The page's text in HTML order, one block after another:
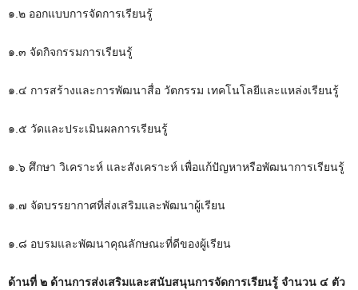
๑.๒ ออกแบบการจัดการเรียนรู้
๑.๓ จัดกิจกรรมการเรียนรู้
๑.๔ การสร้างและการพัฒนาสื่อ วัตกรรม เทคโนโลยีและแหล่งเรียนรู้
๑.๕ วัดและประเมินผลการเรียนรู้
๑.๖ ศึกษา วิเคราะห์ และสังเคราะห์ เพื่อแก้ปัญหาหรือพัฒนาการเรียนรู้
๑.๗ จัดบรรยากาศที่ส่งเสริมและพัฒนาผู้เรียน
๑.๘ อบรมและพัฒนาคุณลักษณะที่ดีของผู้เรียน
ด้านที่ ๒ ด้านการส่งเสริมและสนับสนุนการจัดการเรียนรู้ จำนวน ๔ ตัว